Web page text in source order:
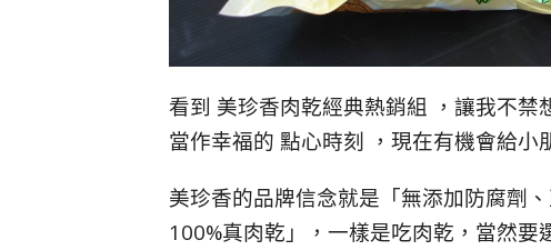
看到 美珍香肉乾經典熱銷組 ，讓我不
當作幸福的 點心時刻 ，現在有機會給小
美珍香的品牌信念就是「無添加防腐劑
100%真肉乾」，一樣是吃肉乾，當然